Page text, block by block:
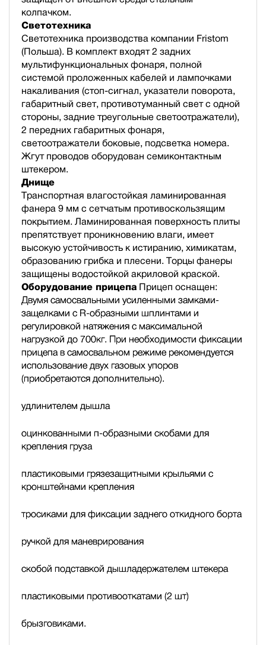
колпачком.
Светотехника
Светотехника производства компании Fristom
(Польша). В комплект входят 2 задних
мультифункциональных фонаря, полной
cистемой проложенных кабелей и лампочками
накаливания (стоп-сигнал, указатели поворота,
габаритный свет, противотуманный свет с одной
стороны, задние треугольные светоотражатели),
2 передних габаритных фонаря,
светоотражатели боковые, подсветка номера.
Жгут проводов оборудован семиконтактным
штекером.
Днище
Транспортная влагостойкая ламинированная
фанера 9 мм с сетчатым противоскользящим
покрытием. Ламинированная поверхность плиты
препятствует проникновению влаги, имеет
высокую устойчивость к истиранию, химикатам,
образованию грибка и плесени. Торцы фанеры
защищены водостойкой акриловой краской.
Оборудование прицепа Прицеп оснащен:
Двумя самосвальными усиленными замками-
защелками с R-образными шплинтами и
регулировкой натяжения с максимальной
нагрузкой до 700кг. При необходимости фиксации
прицепа в самосвальном режиме рекомендуется
использование двух газовых упоров
(приобретаются дополнительно).
удлинителем дышла
оцинкованными п-образными скобами для
крепления груза
пластиковыми грязезащитными крыльями с
кронштейнами крепления
тросиками для фиксации заднего откидного борта
ручкой для маневрирования
скобой подставкой дышладержателем штекера
пластиковыми противооткатами (2 шт)
брызговиками.